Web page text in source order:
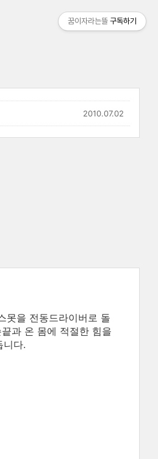
2010.07.02
못을 전동드라이버로 돌
과 온 몸에 적절한 힘을
니다.
꿈이자라는뜰 구독하기